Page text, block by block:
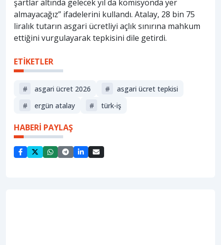
şartlar altında gelecek yıl da komisyonda yer
almayacağız” ifadelerini kullandı. Atalay, 28 bin 75
liralık tutarın asgari ücretliyi açlık sınırına mahkum
ettiğini vurgulayarak tepkisini dile getirdi.
ETİKETLER
# asgari ücret 2026 #
asgari ücret tepkisi
#
ergün atalay # türk-i̇ş
HABERİ PAYLAŞ